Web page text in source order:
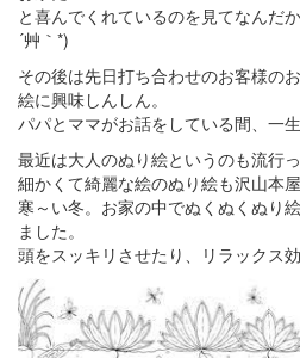
と喜んでくれているのを見てなんだ
´艸｀*)
その後は先日打ち合わせのお客様の
絵に興味しんしん。
パパとママがお話をしている間、一
最近は大人のぬり絵というのも流行っ
細かくて綺麗な絵のぬり絵も沢山本
寒～い冬。お家の中でぬくぬくぬり
ました。
頭をスッキリさせたり、リラックス